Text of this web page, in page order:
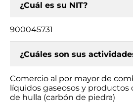
¿Cuál es su NIT?
900045731
¿Cuáles son sus
Comercio al por mayor de
líquidos gaseosos y productos
de hulla (carbón de piedra)